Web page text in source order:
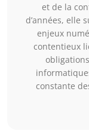
et de la
d’années, elle
enjeux
contentieux
constante